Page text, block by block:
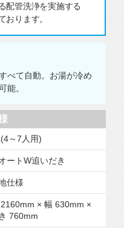
配管洗浄を実施する
おります。
べて自動。お湯が冷め
能。
～7人用)
ートW追いだき
仕様
× 幅 630mm ×
760mm